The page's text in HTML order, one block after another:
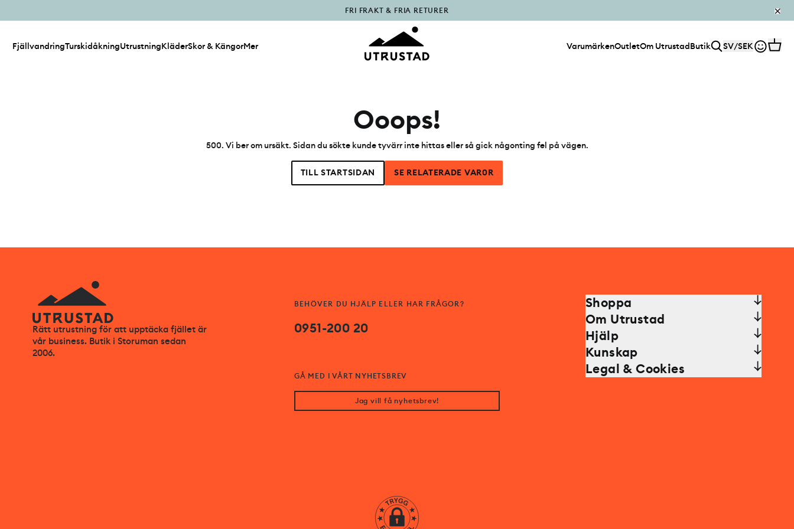
FjällvandringTurskidåkningUtrustningKläderSkor & KängorMer VarumärkenOutletOm UtrustadButik SV/SEK
Ooops!
500. Vi ber om ursäkt. Sidan du sökte kunde tyvärr inte hittas eller så gick någonting fel på vägen.
TILL STARTSIDAN SE RELATERADE VAR0R
Rätt utrustning för att upptäcka fjället är
vår business. Butik i Storuman sedan
2006.
BEHÖVER DU HJÄLP ELLER HAR FRÅGOR?
0951-200 20
GÅ MED I VÅRT NYHETSBREV
Jag vill få nyhetsbrev!
Shoppa
Om Utrustad
Hjälp
Kunskap
Legal & Cookies